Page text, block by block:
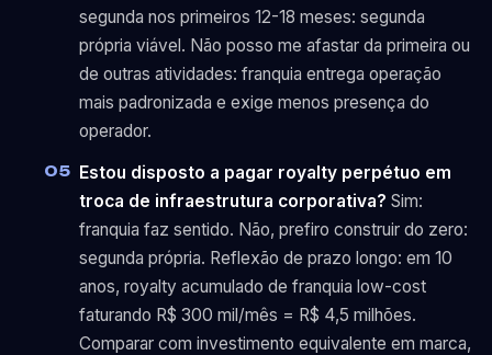
segunda nos primeiros 12-18 meses: segunda
própria viável. Não posso me afastar da primeira ou
de outras atividades: franquia entrega operação
mais padronizada e exige menos presença do
operador.
Estou disposto a pagar royalty perpétuo em
troca de infraestrutura corporativa? Sim:
franquia faz sentido. Não, prefiro construir do zero:
segunda própria. Reflexão de prazo longo: em 10
anos, royalty acumulado de franquia low-cost
faturando R$ 300 mil/mês = R$ 4,5 milhões.
Comparar com investimento equivalente em marca,